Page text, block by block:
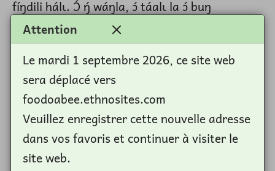
fíŋdili hálɩ. Ɔ́ ŋ́ wáŋla, ɔ́ táalɩ la ɔ́ buŋ
kupuŋduu la ɔ́ sɔŋ anaŋtalam amaŋ ɩ́ sá ʊŋ
ɔkpaa la ɔ nɛ́ɛ caa ɔdam hálɩ. Akɔɔlɛɛ, ɩlʊm la
ŋ́lɩɩm bʊfʊŋɛɛ nɩ ba nɛ́ɛ dála tákayɩ mʊʊ.
Fóodo bɛ́ɩ kácaa káam dɔla káwa bɩ́kɩnɔ. Fɩ́ɩ
daa la fɩ́ɩ kɩlɩ kácaa káam kasɩ kasɩ lɛɛsɩwɔɔ
ɔ́kɩlɩsɛɛ mʊ́nɩ dɔ́ (viidiyoo).
Mbɩ, lɛɛsɩwɔɔ ɔ́kɩlɩsɛɛ (viidiyoo) mʊ́nɩ dɔ,
Attention
Le mardi 1 septembre 2026, ce site web
sera déplacé vers
foodoabee.ethnosites.com
Veuillez enregistrer cette nouvelle adresse
dans vos favoris et continuer à visiter le
site web.